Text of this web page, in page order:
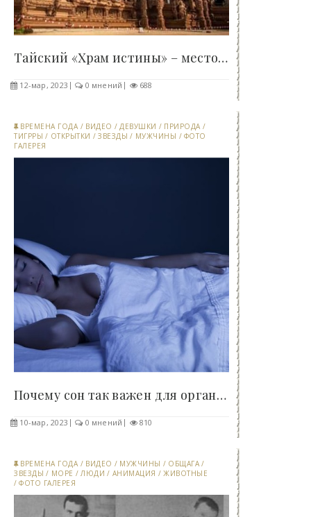
Тайский «Храм истины» – место, где посетители..
12-мар, 2023 0 мнений 688
ВРЕМЕНА ГОДА / ВИДЕО /ДЕВУШКИ / ПРИРОДА /
ТИГРРЫ / ОТКРЫТКИ /ЗВЕЗДЫ / МУЖЧИНЫ / ФОТО
ГАЛЕРЕЯ
Почему сон так важен для организма - «Клуб -..
10-мар, 2023 0 мнений 810
ВРЕМЕНА ГОДА / ВИДЕО / МУЖЧИНЫ / ОБЩАГА /
ЗВЕЗДЫ / МОРЕ / ЛЮДИ / АНИМАЦИЯ /ЖИВОТНЫЕ
/ФОТО ГАЛЕРЕЯ